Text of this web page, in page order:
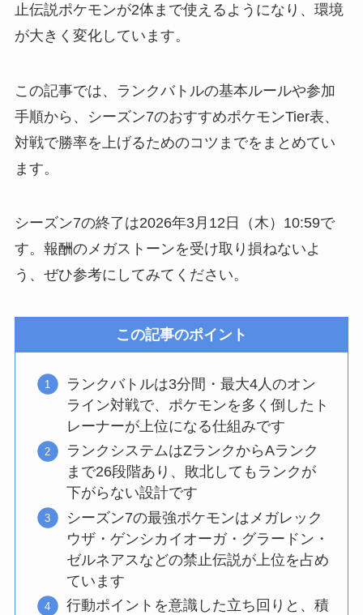
止伝説ポケモンが2体まで使えるようになり、環境
が大きく変化しています。
この記事では、ランクバトルの基本ルールや参加
手順から、シーズン7のおすすめポケモンTier表、
対戦で勝率を上げるためのコツまでをまとめてい
ます。
シーズン7の終了は2026年3月12日（木）10:59で
す。報酬のメガストーンを受け取り損ねないよ
う、ぜひ参考にしてみてください。
この記事のポイント
ランクバトルは3分間・最大4人のオン
ライン対戦で、ポケモンを多く倒したト
レーナーが上位になる仕組みです
ランクシステムはZランクからAランク
まで26段階あり、敗北してもランクが
下がらない設計です
シーズン7の最強ポケモンはメガレック
ウザ・ゲンシカイオーガ・グラードン・
ゼルネアスなどの禁止伝説が上位を占め
ています
行動ポイントを意識した立ち回りと、積